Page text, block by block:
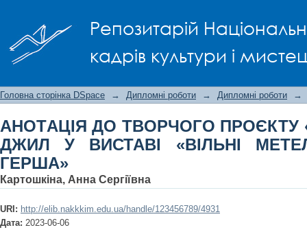
Репозитарій
кадрів культури і
МЕТЕЛИКИ» ЛЕОНАРДА ГЕРША»
Головна сторінка DSpace → Дипломні роботи → Дипломні роботи →
AНOТAЦIЯ ДO ТВOPЧOГO
ДЖИЛ У ВИСТАВІ «ВІЛЬНІ
ГЕРША»
Картошкіна, Анна Сергіївна
URI: http://elib.nakkkim.edu.ua/handle/123456789/4931
Дата: 2023-06-06